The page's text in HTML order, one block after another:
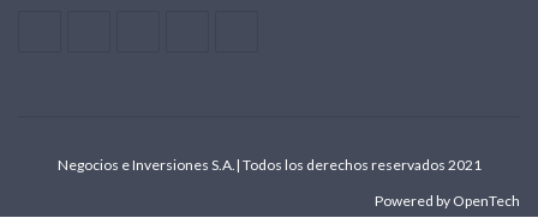
Negocios e Inversiones S.A.| Todos los derechos reservados 2021
Powered by OpenTech